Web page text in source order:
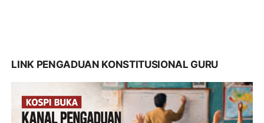
LINK PENGADUAN KONSTITUSIONAL GURU